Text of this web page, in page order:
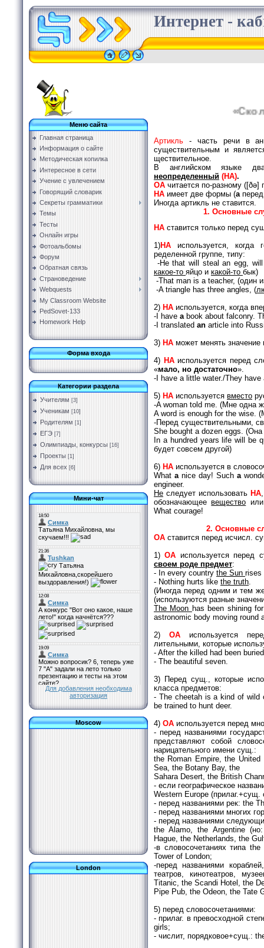
Интернет -
Меню сайта
Главная страница
Информация о сайте
Методическая копилка
Интересное в сети
Учение с увлечением
Говорящий словарик
Секреты грамматики
Темы
Тесты
Онлайн игры
Фотоальбомы
Форум
Обратная связь
Страноведение
Webquests
My Classroom Website
PedSovet-133
Homework Help
Форма входа
Категории раздела
Учителям [3]
Ученикам [10]
Родителям [1]
ЕГЭ [7]
Олимпиады, конкурсы [16]
Проекты [1]
Для всех [6]
Мини-чат
Для добавления необходима
авторизация
Moscow
London
Артикль - часть речи в
существительным и
ществительное.
В английском языке
неопределенный (НА).
ОА читается по-разному
НА имеет две формы (а
Иногда артикль не ставится.
1. Основные
НА ставится толь­ко перед
1)НАиспользуется,
ределенной группе, типу:
-Не that will steal an egg,
какое-то яйцо и какой-то бык)
-That man is a teacher, (один
-A triangle has three angles, (
2) НА используется, когда
-I have a book about falconry.
-I translated an article into
3) НА может менять
4) НАиспользуется перед
«мало, но достаточно».
-I have a little water./They have
5) НА используется вместо
-A woman told me. (Мне одна
A word is enough for the wise.
-Перед существительными,
She bought a dozen eggs.
In a hundred years life will be
будет совсем другой)
6) НА используется в
What anice day! Such a
engineer.
He следует использоватьНА
обозначающеевещество
What courage!
2. Основные
ОА ставится перед исчисл.
1)ОА используется перед
своем роде предмет:
- In every country the Sun rises
- Nothing hurts like the truth
(Иногда перед одним и тем
(используются разные
The Moon has been shining
astronomic body moving round
2) OA используется
лительными, которые
- After the killed had been
- The beautiful seven.
3) Перед сущ., которые
класса предметов:
- The cheetah is a kind of wild
be trained to hunt deer.
4) OA используется перед
- перед названиями
представляют собой
нарицательного имени сущ.:
the Roman Empire, the
Sea, the Botany Bay, the
Sahara Desert, the British
- если географи­ческое
Western Europe (прилаг.+сущ.
- перед названиями рек: the
- перед названиями многих
- перед названиями
the Alamo, the Argentine
Hague, the Netherlands, the
-в словосочетаниях типа
Tower of London;
-перед названиями
театров, кинотеатров,
Titanic, the Scandi Hotel, the
Pipe Pub, the Odeon, the Tate
5) перед словосочетаниями:
- прилаг. в превосходной
girls;
- числит, порядковое+сущ.: